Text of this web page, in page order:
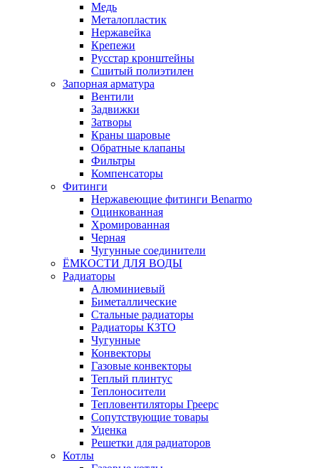
Медь
Металопластик
Нержавейка
Крепежи
Русстар кронштейны
Сшитый полиэтилен
Запорная арматура
Вентили
Задвижки
Затворы
Краны шаровые
Обратные клапаны
Фильтры
Компенсаторы
Фитинги
Нержавеющие фитинги Benarmo
Оцинкованная
Хромированная
Черная
Чугунные соединители
ЁМКОСТИ ДЛЯ ВОДЫ
Радиаторы
Алюминиевый
Биметаллические
Стальные радиаторы
Радиаторы КЗТО
Чугунные
Конвекторы
Газовые конвекторы
Теплый плинтус
Теплоносители
Тепловентиляторы Греерс
Сопутствующие товары
Уценка
Решетки для радиаторов
Котлы